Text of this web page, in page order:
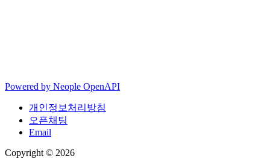
Powered by Neople OpenAPI
개인정보처리방침
오픈채팅
Email
Copyright © 2026